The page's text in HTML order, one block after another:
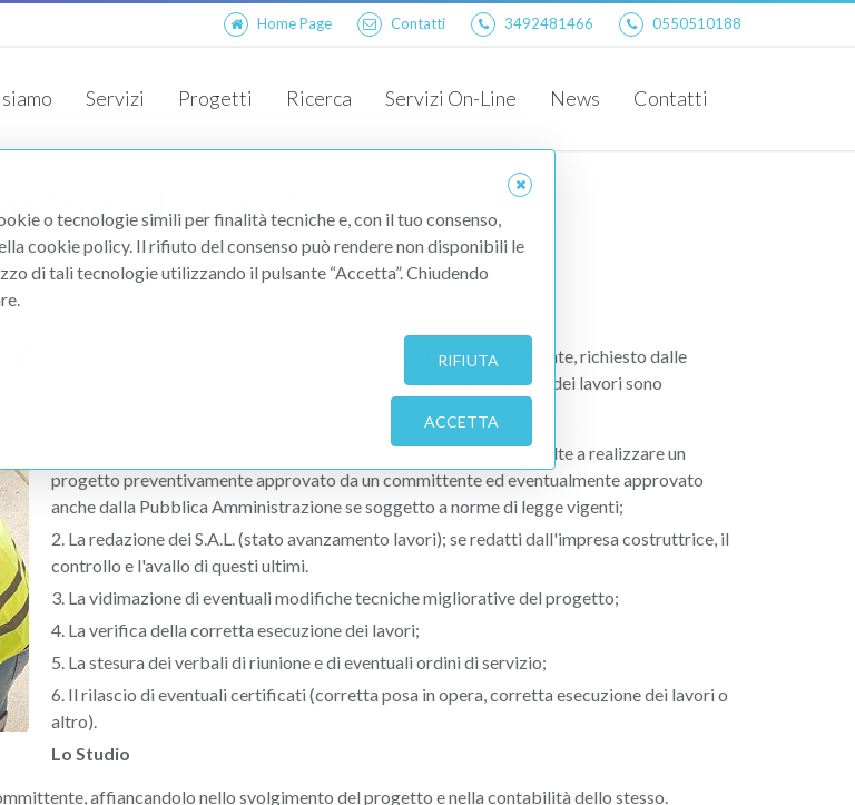
Home Page Contatti 3492481466 0550510188
Servizi Progetti Ricerca Servizi On-Line News Contatti
Lavori
Servizi Direzione Lavori
Il direttore dei lavori è la figura professionale scelta dal Committente, richiesto dalle
normative vigenti per l'esecuzione di opere. I compiti del direttore dei lavori sono
Dirigere una o più persone nell'esecuzione di specifiche opere volte a realizzare un
progetto preventivamente approvato da un committente ed eventualmente approvato
anche dalla Pubblica Amministrazione se soggetto a norme di legge vigenti;
La redazione dei S.A.L. (stato avanzamento lavori); se redatti dall'impresa costruttrice, il
controllo e l'avallo di questi ultimi.
La vidimazione di eventuali modifiche tecniche migliorative del progetto;
La verifica della corretta esecuzione dei lavori;
La stesura dei verbali di riunione e di eventuali ordini di servizio;
Il rilascio di eventuali certificati (corretta posa in opera, corretta esecuzione dei lavori o
altro).
Lo Studio
affiancandolo nello svolgimento del progetto e nella contabilità dello stesso.
o tecnologie simili per finalità tecniche e, con il tuo consenso,
cookie policy. Il rifiuto del consenso può rendere non disponibili le
di tali tecnologie utilizzando il pulsante “Accetta”. Chiudendo
RIFIUTA
ACCETTA